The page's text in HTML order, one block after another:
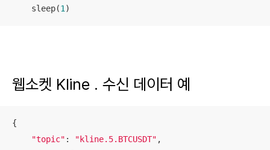
    sleep(
1)
웹소켓 Kline . 수신 데이터 예
{
"topic" : "kline.5.BTCUSDT" ,